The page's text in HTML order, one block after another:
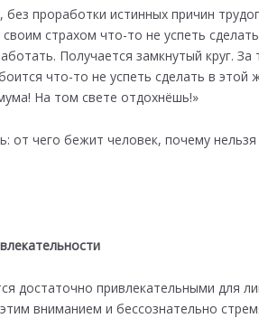
проработки истинных причин
страхом что-то не успеть
Получается замкнутый круг.
что-то не успеть сделать в
На том свете отдохнёшь!»
от чего бежит человек, почему
достаточно привлекательными для
вниманием и бессознательно